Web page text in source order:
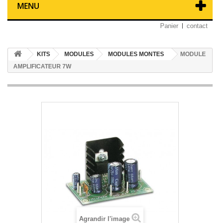
MENU
Panier contact
KITS MODULES MODULES MONTES
MODULE
AMPLIFICATEUR 7W
Agrandir l'image